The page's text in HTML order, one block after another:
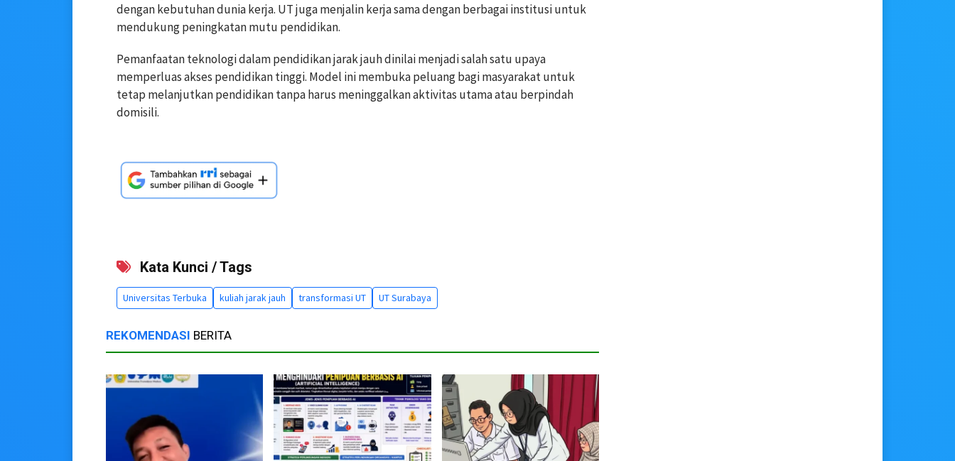
dengan kebutuhan dunia kerja. UT juga menjalin kerja sama dengan berbagai institusi untuk
mendukung peningkatan mutu pendidikan.
Pemanfaatan teknologi dalam pendidikan jarak jauh dinilai menjadi salah satu upaya
memperluas akses pendidikan tinggi. Model ini membuka peluang bagi masyarakat untuk
tetap melanjutkan pendidikan tanpa harus meninggalkan aktivitas utama atau berpindah
domisili.
Kata Kunci / Tags
Universitas Terbuka kuliah jarak jauh transformasi UT UT Surabaya
REKOMENDASI BERITA